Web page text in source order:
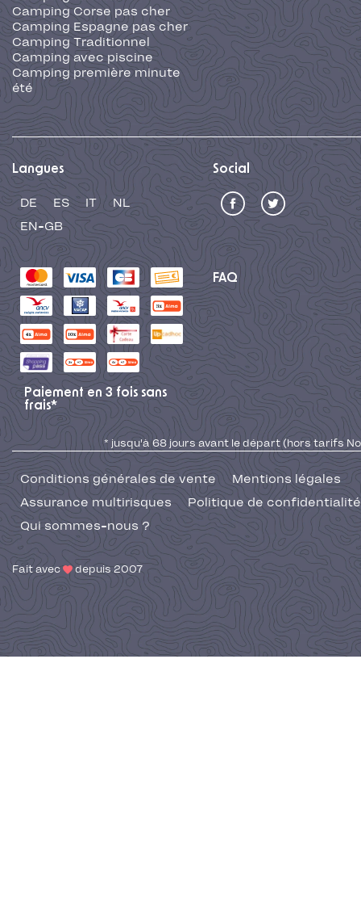
Camping Corse pas cher
Camping Espagne pas cher
Camping Traditionnel
Camping avec piscine
Camping première minute
été
Langues
DE ES IT
NL
EN-GB
Social
FAQ
Paiement en 3 fois sans
frais*
* jusqu'à 68 jours avant le départ (hors tarifs No
Conditions générales de vente
Mentions légales
Assurance multirisques
Politique de confidentialité
Qui sommes-nous ?
Fait avec depuis 2007